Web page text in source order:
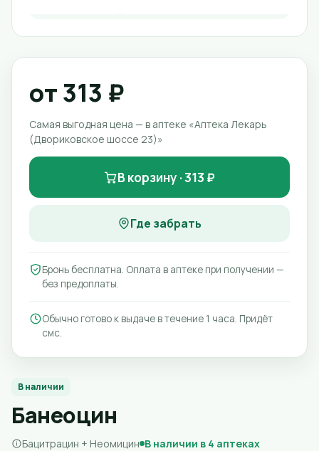
В наличии
Банеоцин
Бацитрацин + Неомицин В наличии в 4 аптеках
от 313 ₽
Самая выгодная цена — в аптеке «Аптека Лекарь
(Двориковское шоссе 23)»
В корзину · 313 ₽
Где забрать
Бронь бесплатна. Оплата в аптеке при получении —
без предоплаты.
Обычно готово к выдаче в течение 1 часа. Придёт
смс.